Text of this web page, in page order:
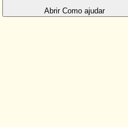
Abrir Como ajudar